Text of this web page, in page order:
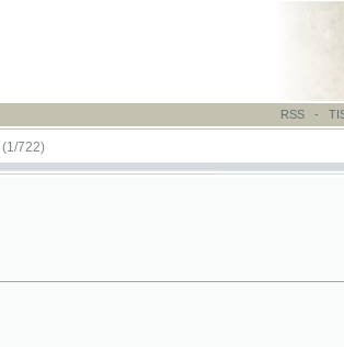
RSS - TISK-NÁPOVĚDA